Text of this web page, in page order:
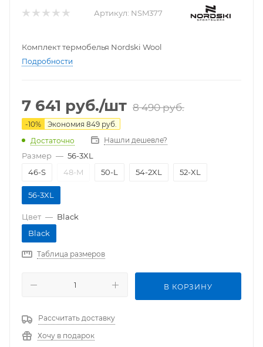
Артикул: NSM377
Комплект термобелья Nordski Wool
Подробности
7 641 руб./шт 8 490руб.
-10% Экономия 849 руб.
Достаточно
Нашли дешевле?
Размер — 56-3XL
46-S
48-M 50-L 54-2XL 52-XL
56-3XL
Цвет — Black
Black
Таблица размеров
В КОРЗИНУ
Рассчитать доставку
Хочу в подарок